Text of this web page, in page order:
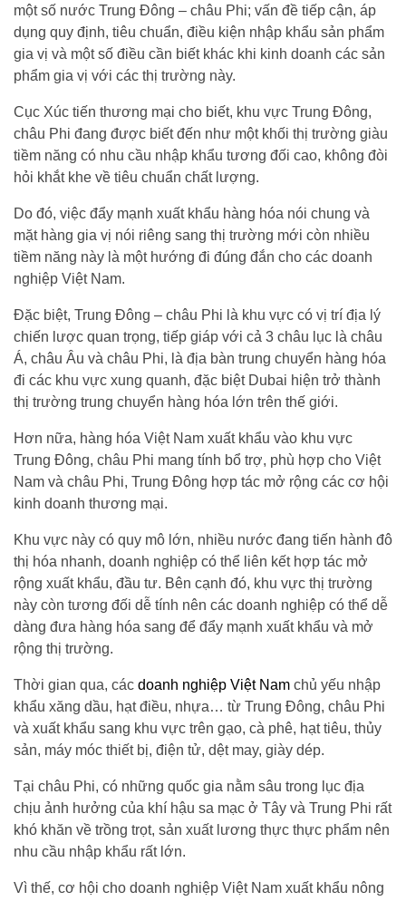
một số nước Trung Đông – châu Phi; vấn đề tiếp cận, áp
dụng quy định, tiêu chuẩn, điều kiện nhập khẩu sản phẩm
gia vị và một số điều cần biết khác khi kinh doanh các sản
phẩm gia vị với các thị trường này.
Cục Xúc tiến thương mại cho biết, khu vực Trung Đông,
châu Phi đang được biết đến như một khối thị trường giàu
tiềm năng có nhu cầu nhập khẩu tương đối cao, không đòi
hỏi khắt khe về tiêu chuẩn chất lượng.
Do đó, việc đẩy mạnh xuất khẩu hàng hóa nói chung và
mặt hàng gia vị nói riêng sang thị trường mới còn nhiều
tiềm năng này là một hướng đi đúng đắn cho các doanh
nghiệp Việt Nam.
Đặc biệt, Trung Đông – châu Phi là khu vực có vị trí địa lý
chiến lược quan trọng, tiếp giáp với cả 3 châu lục là châu
Á, châu Âu và châu Phi, là địa bàn trung chuyển hàng hóa
đi các khu vực xung quanh, đặc biệt Dubai hiện trở thành
thị trường trung chuyển hàng hóa lớn trên thế giới.
Hơn nữa, hàng hóa Việt Nam xuất khẩu vào khu vực
Trung Đông, châu Phi mang tính bổ trợ, phù hợp cho Việt
Nam và châu Phi, Trung Đông hợp tác mở rộng các cơ hội
kinh doanh thương mại.
Khu vực này có quy mô lớn, nhiều nước đang tiến hành đô
thị hóa nhanh, doanh nghiệp có thể liên kết hợp tác mở
rộng xuất khẩu, đầu tư. Bên cạnh đó, khu vực thị trường
này còn tương đối dễ tính nên các doanh nghiệp có thể dễ
dàng đưa hàng hóa sang để đẩy mạnh xuất khẩu và mở
rộng thị trường.
Thời gian qua, các doanh nghiệp Việt Nam chủ yếu nhập
khẩu xăng dầu, hạt điều, nhựa… từ Trung Đông, châu Phi
và xuất khẩu sang khu vực trên gạo, cà phê, hạt tiêu, thủy
sản, máy móc thiết bị, điện tử, dệt may, giày dép.
Tại châu Phi, có những quốc gia nằm sâu trong lục địa
chịu ảnh hưởng của khí hậu sa mạc ở Tây và Trung Phi rất
khó khăn về trồng trọt, sản xuất lương thực thực phẩm nên
nhu cầu nhập khẩu rất lớn.
Vì thế, cơ hội cho doanh nghiệp Việt Nam xuất khẩu nông